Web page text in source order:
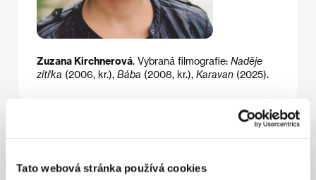
Tato webová stránka používá cookies
Zuzana Kirchnerová. Vybraná filmografie: Naděje
zítřka (2006, kr.), Bába (2008, kr.), Karavan (2025).
Alpha Violet
47 avenue de la République, 750 11, Paris